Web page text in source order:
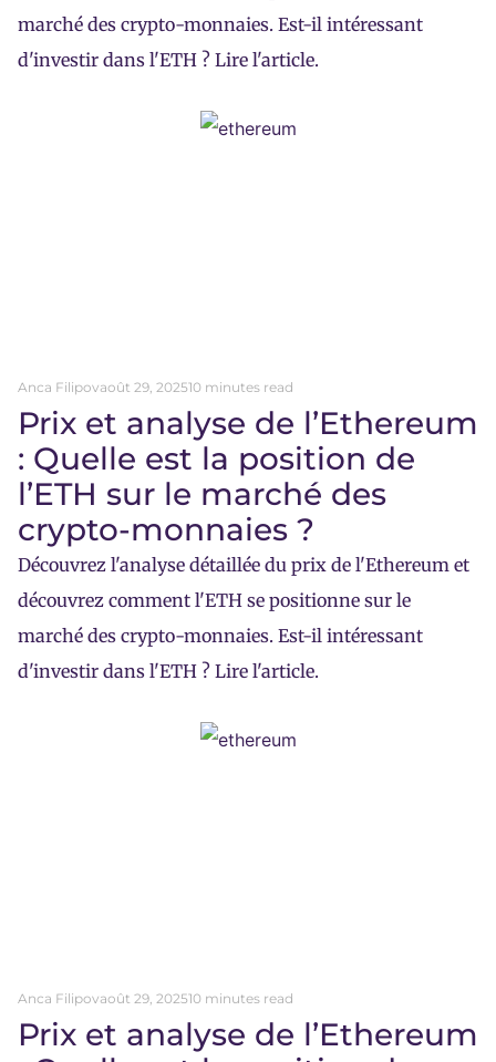
marché des crypto-monnaies. Est-il intéressant
d'investir dans l'ETH ? Lire l'article.
Anca Filipovaoût 29, 202510 minutes read
Prix et analyse de l’Ethereum
: Quelle est la position de
l’ETH sur le marché des
crypto-monnaies ?
Découvrez l'analyse détaillée du prix de l'Ethereum et
découvrez comment l'ETH se positionne sur le
marché des crypto-monnaies. Est-il intéressant
d'investir dans l'ETH ? Lire l'article.
Anca Filipovaoût 29, 202510 minutes read
Prix et analyse de l’Ethereum